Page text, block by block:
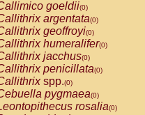
goeldii(0)
argentata(0)
geoffroyi(0)
humeralifer(0)
jacchus(0)
penicillata(0)
spp.(0)
pygmaea(0)
rosalia(0)